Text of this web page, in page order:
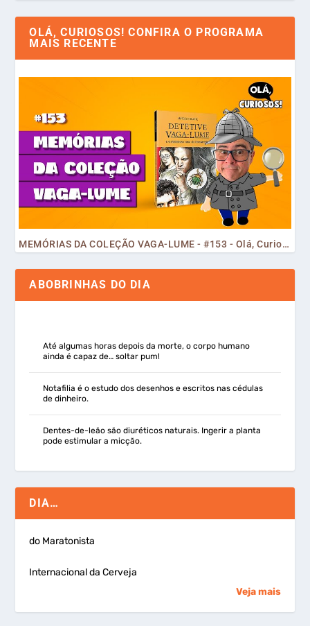
OLÁ, CURIOSOS! CONFIRA O PROGRAMA
MAIS RECENTE
MEMÓRIAS DA COLEÇÃO VAGA-LUME - #153 - Olá, Curiosos! 2023
ABOBRINHAS DO DIA
Até algumas horas depois da morte, o corpo humano
ainda é capaz de… soltar pum!
Notafilia é o estudo dos desenhos e escritos nas cédulas
de dinheiro.
Dentes-de-leão são diuréticos naturais. Ingerir a planta
pode estimular a micção.
DIA…
do Maratonista
Internacional da Cerveja
Veja mais